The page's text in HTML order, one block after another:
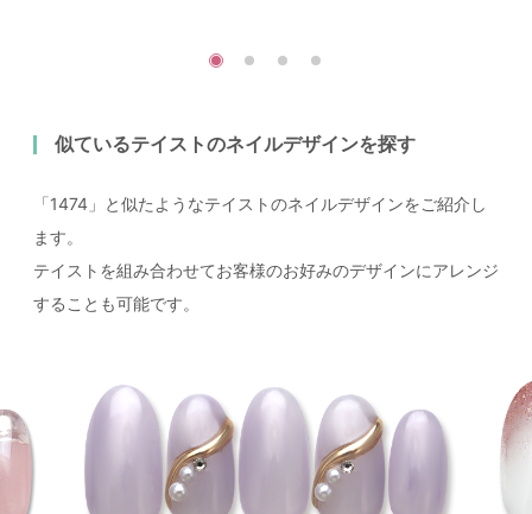
似ているテイストのネイルデザインを探す
「1474」と似たようなテイストのネイルデザインをご紹介し
ます。
テイストを組み合わせてお客様のお好みのデザインにアレンジ
することも可能です。